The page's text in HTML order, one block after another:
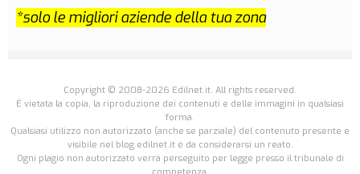
*solo le migliori aziende della tua zona
Copyright © 2008-2026 Edilnet.it. All rights reserved.
É vietata la copia, la riproduzione dei contenuti e delle immagini in qualsiasi
forma.
Qualsiasi utilizzo non autorizzato (anche se parziale) del contenuto presente e
visibile nel blog.edilnet.it è da considerarsi un reato.
Ogni plagio non autorizzato verrà perseguito per legge presso il tribunale di